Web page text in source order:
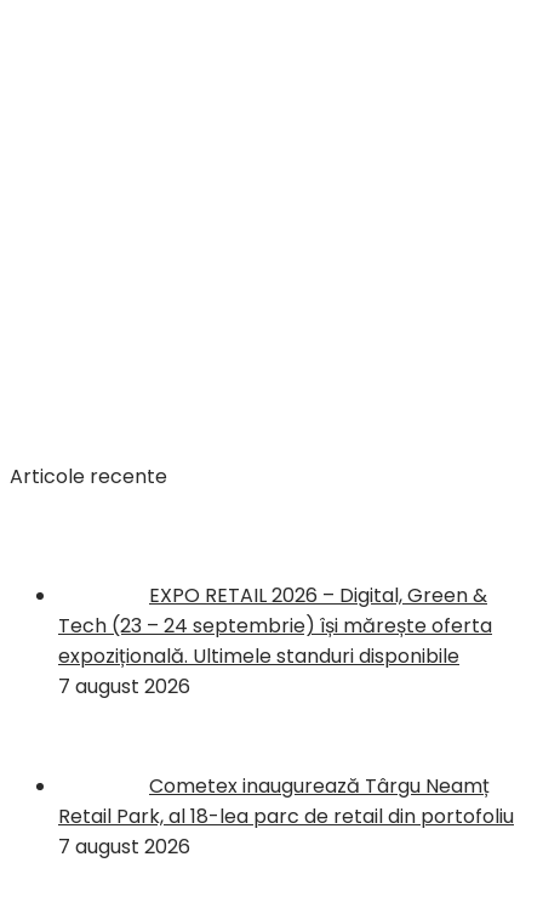
Articole recente
EXPO RETAIL 2026 – Digital, Green &
Tech (23 – 24 septembrie) își mărește oferta
expozițională. Ultimele standuri disponibile
7 august 2026
Cometex inaugurează Târgu Neamț
Retail Park, al 18-lea parc de retail din portofoliu
7 august 2026